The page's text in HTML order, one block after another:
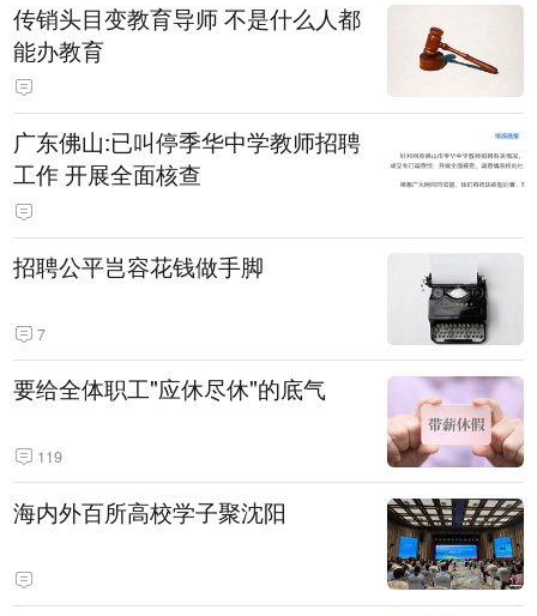
传销头目变教育导师 不是什么人都
能办教育
广东佛山:已叫停季华中学教师招聘
工作 开展全面核查
招聘公平岂容花钱做手脚
7
要给全体职工"应休尽休"的底气
119
海内外百所高校学子聚沈阳